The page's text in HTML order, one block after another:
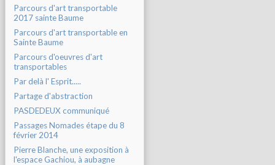
Parcours d'art transportable
2017 sainte Baume
Parcours d'art transportable en
Sainte Baume
Parcours d'oeuvres d'art
transportables
Par delà l' Esprit.....
Partage d'abstraction
PASDEDEUX communiqué
Passages Nomades étape du 8
février 2014
Pierre Blanche, une exposition à
l'espace Gachiou, à aubagne